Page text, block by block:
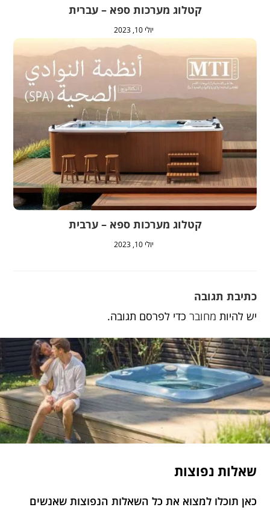
קטלוג מערכות ספא – עברית
יולי 10, 2023
קטלוג מערכות ספא – ערבית
יולי 10, 2023
כתיבת תגובה
יש להיות מחובר כדי לפרסם תגובה.
שאלות נפוצות
כאן תוכלו למצוא את כל השאלות הנפוצות שאנשים